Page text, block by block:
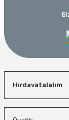
Hırdavatalalım